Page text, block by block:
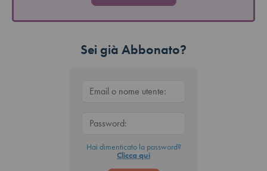
Sei già Abbonato?
Hai dimenticato la password?
Clicca qui